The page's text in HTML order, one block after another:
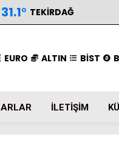
31.1° TEKIRDAĞ
EURO ALTIN BİST
İLETIŞIM